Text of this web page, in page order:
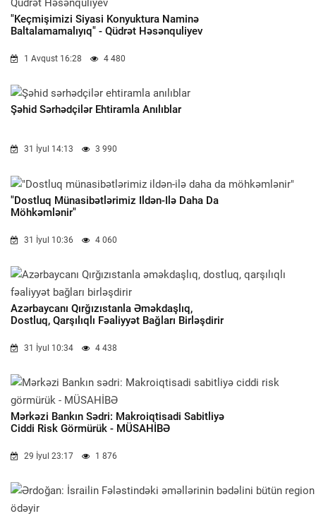
"Keçmişimizi Siyasi Konyuktura Naminə
Baltalamamalıyıq" - Qüdrət Həsənquliyev
1 Avqust 16:28 4 480
Şəhid Sərhədçilər Ehtiramla Anılıblar
31 İyul 14:13 3 990
"Dostluq Münasibətlərimiz Ildən-Ilə Daha Da
Möhkəmlənir"
31 İyul 10:36 4 060
Azərbaycanı Qırğızıstanla Əməkdaşlıq,
Dostluq, Qarşılıqlı Fəaliyyət Bağları Birləşdirir
31 İyul 10:34 4 438
Mərkəzi Bankın Sədri: Makroiqtisadi Sabitliyə
Ciddi Risk Görmürük - MÜSAHİBƏ
29 İyul 23:17 1 876